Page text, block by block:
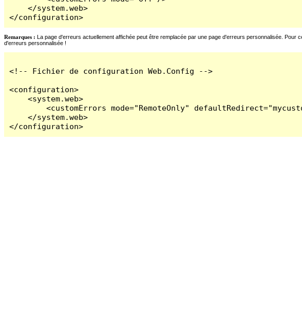
    </system.web>
</configuration>
Remarques : La page d'erreurs actuellement affichée peut être remplacée par une page d'erreurs personnalisée.
d'erreurs personnalisée !
<!-- Fichier de configuration Web.Config -->
<configuration>
    <system.web>
<customErrors mode="RemoteOnly"
    </system.web>
</configuration>